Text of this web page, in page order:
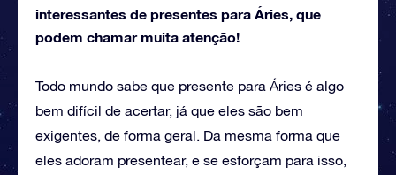
interessantes de presentes para Áries, que
podem chamar muita atenção!
Todo mundo sabe que presente para Áries é algo
bem difícil de acertar, já que eles são bem
exigentes, de forma geral. Da mesma forma que
eles adoram presentear, e se esforçam para isso,